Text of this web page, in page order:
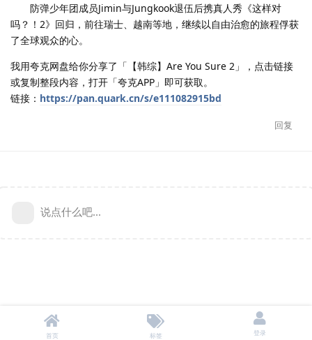
防弹少年团成员Jimin与Jungkook退伍后携真人秀《这样对
吗？！2》回归，前往瑞士、越南等地，继续以自由治愈的旅程俘获
了全球观众的心。
我用夸克网盘给你分享了「【韩综】Are You Sure 2」，点击链接
或复制整段内容，打开「夸克APP」即可获取。
链接： https://pan.quark.cn/s/e111082915bd
回复
说点什么吧...
首页 标签 登录